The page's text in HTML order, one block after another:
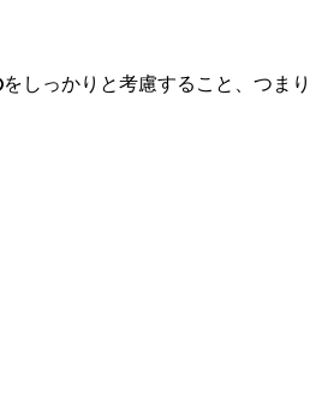
をしっかりと考慮すること、つまり